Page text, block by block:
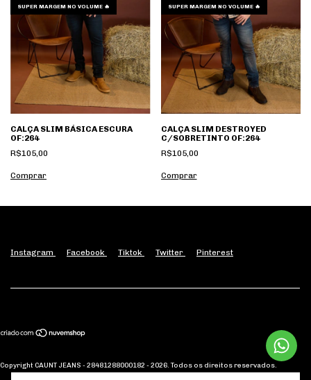
SUPER MARGEM NO VOLUME 🔥
CALÇA SLIM BÁSICA ESCURA
OF:264
R$105,00
Comprar
SUPER MARGEM NO VOLUME 🔥
CALÇA SLIM DESTROYED
C/SOBRETINTO OF:264
R$105,00
Comprar
Instagram Facebook Tiktok Twitter Pinterest
Copyright CAUNT JEANS - 28481288000182 - 2026. Todos os direitos reservados.